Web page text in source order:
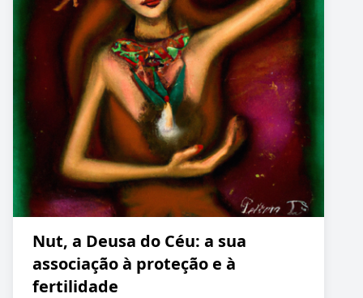
Nut, a Deusa do Céu: a sua
associação à proteção e à
fertilidade